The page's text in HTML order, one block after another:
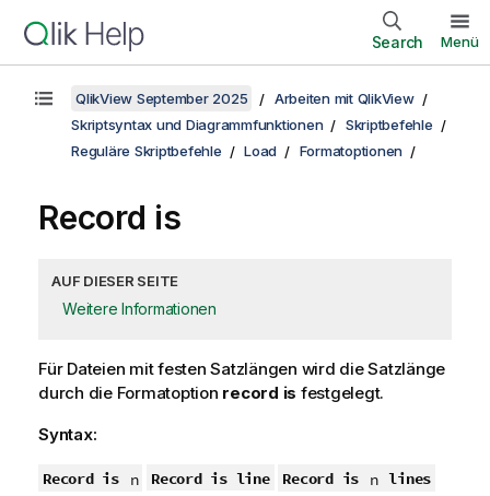
Search Menü
QlikView September 2025
Arbeiten mit QlikView
Skriptsyntax und Diagrammfunktionen
Skriptbefehle
Reguläre Skriptbefehle
Load Formatoptionen
Record is
AUF DIESER SEITE
Weitere Informationen
Für Dateien mit festen Satzlängen wird die Satzlänge
durch die Formatoption record is festgelegt.
Syntax:
Record is n Record is line Record is n lines